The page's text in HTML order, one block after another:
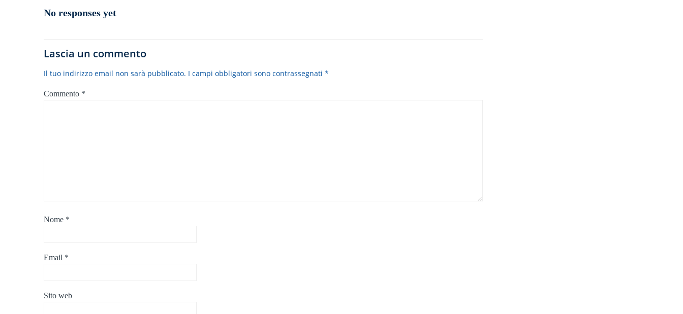
articoli
No responses yet
Lascia un commento
Il tuo indirizzo email non sarà pubblicato. I campi obbligatori sono contrassegnati *
Commento *
Nome *
Email *
Sito web